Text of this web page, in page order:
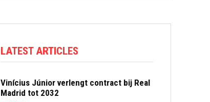
LATEST ARTICLES
Vinícius Júnior verlengt contract bij Real
Madrid tot 2032